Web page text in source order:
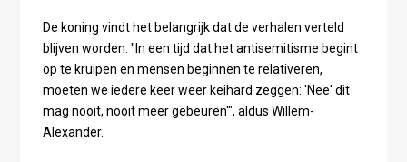
De koning vindt het belangrijk dat de verhalen verteld
blijven worden. "In een tijd dat het antisemitisme begint
op te kruipen en mensen beginnen te relativeren,
moeten we iedere keer weer keihard zeggen: 'Nee' dit
mag nooit, nooit meer gebeuren'", aldus Willem-
Alexander.